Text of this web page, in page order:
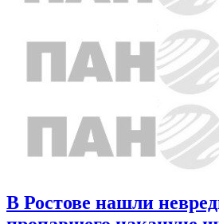
В Ростове нашли